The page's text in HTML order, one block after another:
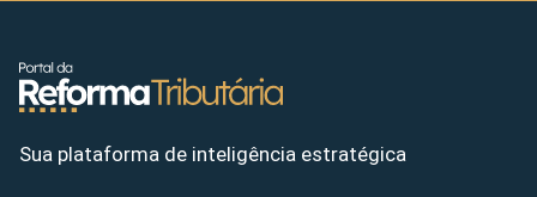
Sua plataforma de inteligência estratégica